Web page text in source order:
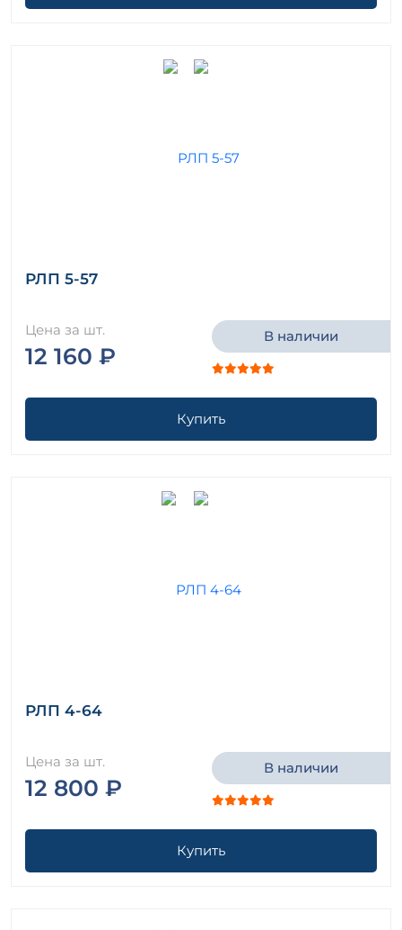
РЛП 5-57
Цена за шт.
12 160 ₽
В наличии
Купить
РЛП 4-64
Цена за шт.
12 800 ₽
В наличии
Купить